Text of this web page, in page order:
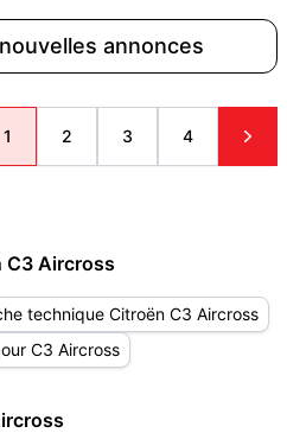
annonces
1 2 3 4
C3 Aircross
technique Citroën C3 Aircross
C3 Aircross